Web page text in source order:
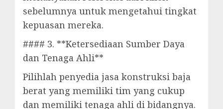
sebelumnya untuk mengetahui tingkat
kepuasan mereka.
#### 3. **Ketersediaan Sumber Daya
dan Tenaga Ahli**
Pilihlah penyedia jasa konstruksi baja
berat yang memiliki tim yang cukup
dan memiliki tenaga ahli di bidangnya.